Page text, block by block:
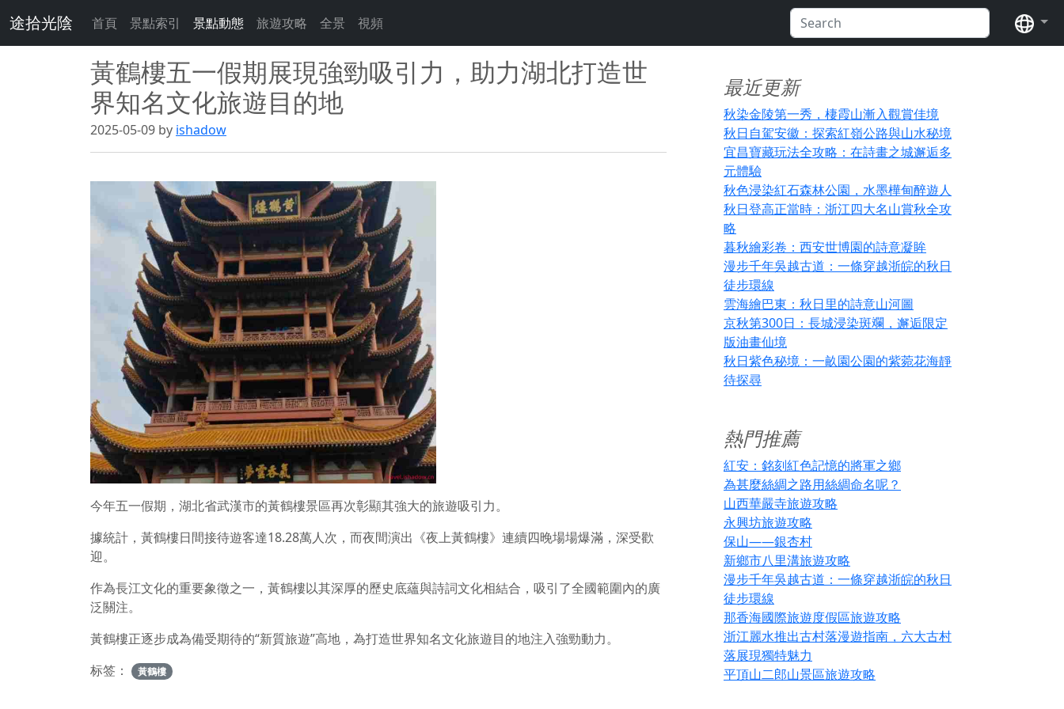
途拾光陰 首頁 景點索引 景點動態 旅遊攻略 全景 視頻 语
黃鶴樓五一假期展現強勁吸引力，助力湖北打造世
界知名文化旅遊目的地
2025-05-09 by ishadow
今年五一假期，湖北省武漢市的黃鶴樓景區再次彰顯其強大的旅遊吸引力。
據統計，黃鶴樓日間接待遊客達18.28萬人次，而夜間演出《夜上黃鶴樓》連續四晚場場爆滿，深受歡
迎。
作為長江文化的重要象徵之一，黃鶴樓以其深厚的歷史底蘊與詩詞文化相結合，吸引了全國範圍內的廣
泛關注。
黃鶴樓正逐步成為備受期待的“新質旅遊”高地，為打造世界知名文化旅遊目的地注入強勁動力。
标签：
黃鶴樓
最近更新
秋染金陵第一秀，棲霞山漸入觀賞佳境
秋日自駕安徽：探索紅嶺公路與山水秘境
宜昌寶藏玩法全攻略：在詩畫之城邂逅多
元體驗
秋色浸染紅石森林公園，水墨樺甸醉遊人
秋日登高正當時：浙江四大名山賞秋全攻
略
暮秋繪彩卷：西安世博園的詩意凝眸
漫步千年吳越古道：一條穿越浙皖的秋日
徒步環線
雲海繪巴東：秋日里的詩意山河圖
京秋第300日：長城浸染斑斕，邂逅限定
版油畫仙境
秋日紫色秘境：一畝園公園的紫菀花海靜
待探尋
熱門推薦
紅安：銘刻紅色記憶的將軍之鄉
為甚麼絲綢之路用絲綢命名呢？
山西華嚴寺旅遊攻略
永興坊旅遊攻略
保山——銀杏村
新鄉市八里溝旅遊攻略
漫步千年吳越古道：一條穿越浙皖的秋日
徒步環線
那香海國際旅遊度假區旅遊攻略
浙江麗水推出古村落漫遊指南，六大古村
落展現獨特魅力
平頂山二郎山景區旅遊攻略